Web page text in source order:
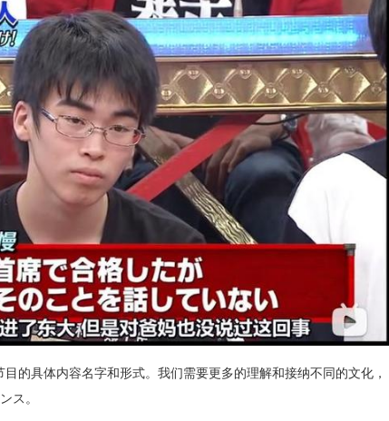
的具体内容名字和形式。我们需要更多的理解和接纳不同的文化，
ス。